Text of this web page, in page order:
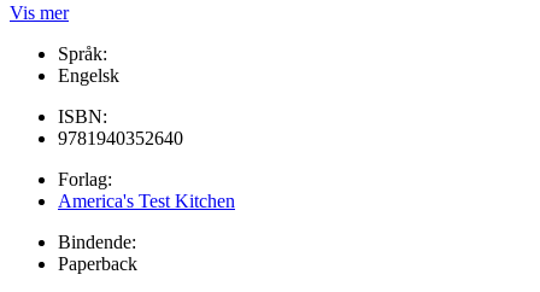
Vis mer
Språk:
Engelsk
ISBN:
9781940352640
Forlag:
America's Test Kitchen
Bindende:
Paperback